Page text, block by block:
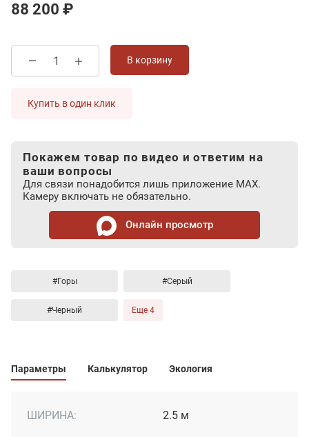
88 200 ₽
В корзину
Купить в один клик
Покажем товар по видео и ответим на
ваши вопросы
Для связи понадобится лишь приложение MAX.
Камеру включать не обязательно.
Онлайн просмотр
#Горы #Серый
#Черный Еще 4
Параметры Калькулятор Экология
ШИРИНА: 2.5 м